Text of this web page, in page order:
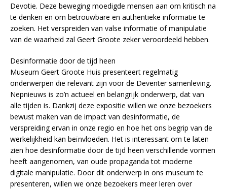
Devotie. Deze beweging moedigde mensen aan om kritisch na
te denken en om betrouwbare en authentieke informatie te
zoeken. Het verspreiden van valse informatie of manipulatie
van de waarheid zal Geert Groote zeker veroordeeld hebben.
Desinformatie door de tijd heen
Museum Geert Groote Huis presenteert regelmatig
onderwerpen die relevant zijn voor de Deventer samenleving.
Nepnieuws is zo’n actueel en belangrijk onderwerp, dat van
alle tijden is. Dankzij deze expositie willen we onze bezoekers
bewust maken van de impact van desinformatie, de
verspreiding ervan in onze regio en hoe het ons begrip van de
werkelijkheid kan beïnvloeden. Het is interessant om te laten
zien hoe desinformatie door de tijd heen verschillende vormen
heeft aangenomen, van oude propaganda tot moderne
digitale manipulatie. Door dit onderwerp in ons museum te
presenteren, willen we onze bezoekers meer leren over